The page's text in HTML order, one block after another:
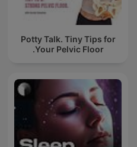
Potty Talk. Tiny Tips for
Your Pelvic Floor.